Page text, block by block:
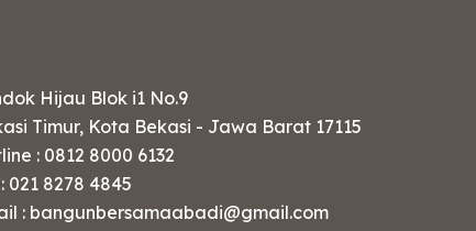
Hijau Blok i1 No.9
Timur, Kota Bekasi - Jawa Barat 17115
: 0812 8000 6132
021 8278 4845
: bangunbersamaabadi@gmail.com